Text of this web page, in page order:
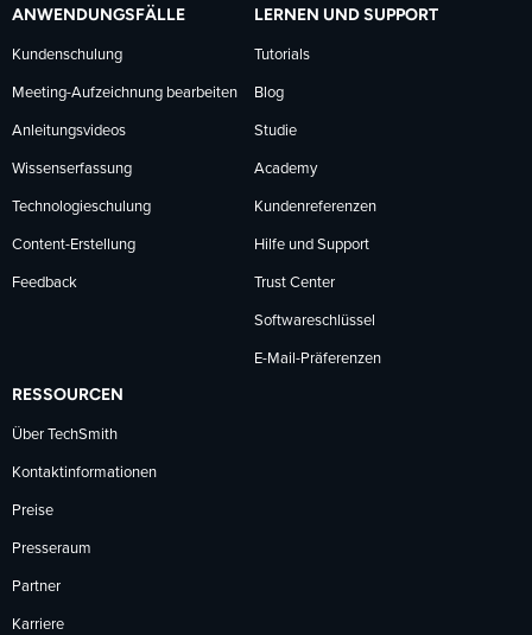
ANWENDUNGSFÄLLE
Kundenschulung
Meeting-Aufzeichnung bearbeiten
Anleitungsvideos
Wissenserfassung
Technologieschulung
Content-Erstellung
Feedback
LERNEN UND SUPPORT
Tutorials
Blog
Studie
Academy
Kundenreferenzen
Hilfe und Support
Trust Center
Softwareschlüssel
E-Mail-Präferenzen
RESSOURCEN
Über TechSmith
Kontaktinformationen
Preise
Presseraum
Partner
Karriere